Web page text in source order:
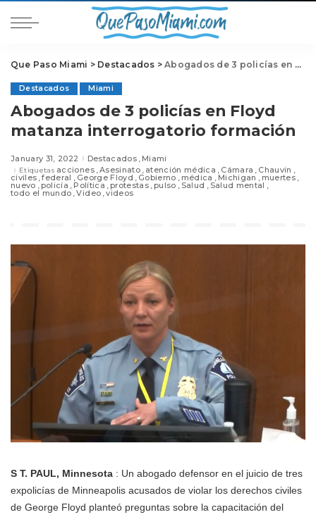
Que Paso Miami > Destacados >Abogados de 3 policías en Floyd matanza interrogatorio formación
Destacados Miami
Abogados de 3 policías en Floyd
matanza interrogatorio formación
January 31, 2022 Destacados Miami
Etiquetas acciones Asesinato atención médica Cámara Chauvin
civiles federal George Floyd Gobierno médica Michigan muertes
nuevo policía Política protestas pulso Salud Salud mental
todo el mundo Video videos
S T. PAUL, Minnesota : Un abogado defensor en el juicio de tres
expolicías de Minneapolis acusados de violar los derechos civiles
de George Floyd planteó preguntas sobre la capacitación del